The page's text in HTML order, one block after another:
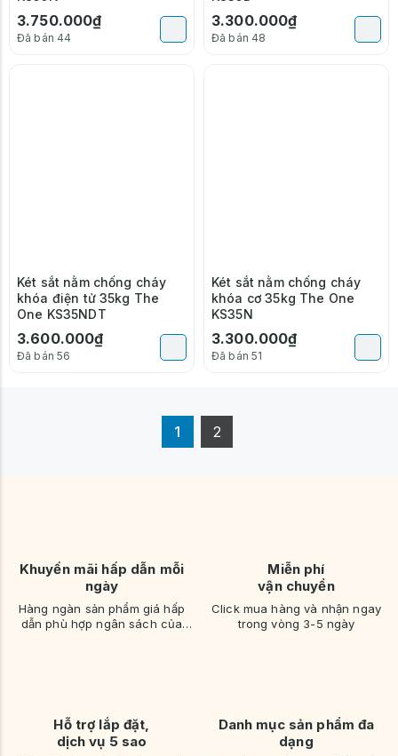
3.750.000₫
Đã bán 44
3.300.000₫
Đã bán 48
Két sắt nằm chống cháy
khóa điện tử 35kg The
One KS35NDT
3.600.000₫
Đã bán 56
Két sắt nằm chống cháy
khóa cơ 35kg The One
KS35N
3.300.000₫
Đã bán 51
1 2
Khuyến mãi hấp dẫn mỗi
ngày
Hàng ngàn sản phẩm giá hấp
dẫn phù hợp ngân sách của
Miễn phí
vận chuyển
Click mua hàng và nhận ngay
trong vòng 3-5 ngày
Hỗ trợ lắp đặt,
dịch vụ 5 sao
Danh mục sản phẩm đa
dạng